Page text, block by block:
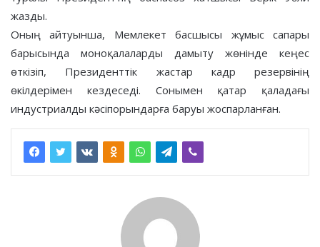
жазды.
Оның айтуынша, Мемлекет басшысы жұмыс сапары
барысында моноқалаларды дамыту жөнінде кеңес
өткізіп, Президенттік жастар кадр резервінің
өкілдерімен кездеседі. Сонымен қатар қаладағы
индустриалды кәсіпорындарға баруы жоспарланған.